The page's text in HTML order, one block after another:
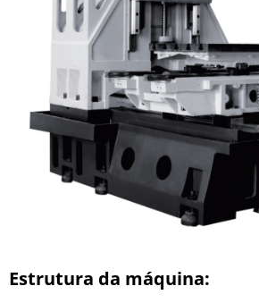
Estrutura da máquina: